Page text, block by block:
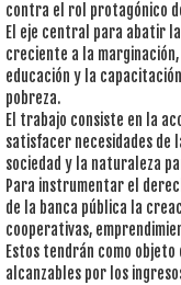
contra el rol protagónico
El eje central para abatir
creciente a la
educación y la
pobreza.
El trabajo consiste en la
satisfacer necesidades de
sociedad y la naturaleza
Para instrumentar el
de la banca pública la
cooperativas,
Estos tendrán como
alcanzables por los